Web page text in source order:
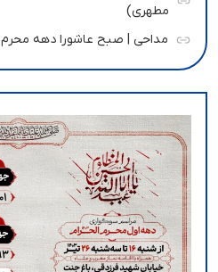
مطهری)
مداحی | صبح عاشورا دهه محرم 1405/04/04